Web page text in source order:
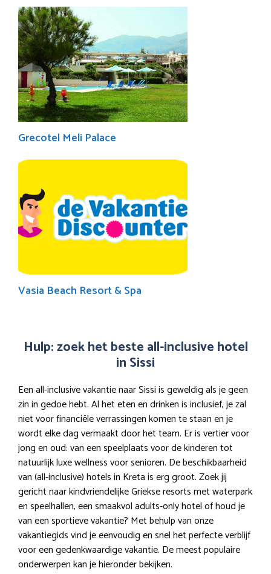
Grecotel Meli Palace
Vasia Beach Resort & Spa
Hulp: zoek het beste all-inclusive hotel
in Sissi
Een all-inclusive vakantie naar Sissi is geweldig als je geen
zin in gedoe hebt. Al het eten en drinken is inclusief, je zal
niet voor financiële verrassingen komen te staan en je
wordt elke dag vermaakt door het team. Er is vertier voor
jong en oud: van een speelplaats voor de kinderen tot
natuurlijk luxe wellness voor senioren. De beschikbaarheid
van (all-inclusive) hotels in Kreta is erg groot. Zoek jij
gericht naar kindvriendelijke Griekse resorts met waterpark
en speelhallen, een smaakvol adults-only hotel of houd je
van een sportieve vakantie? Met behulp van onze
vakantiegids vind je eenvoudig en snel het perfecte verblijf
voor een gedenkwaardige vakantie. De meest populaire
onderwerpen kan je hieronder bekijken.